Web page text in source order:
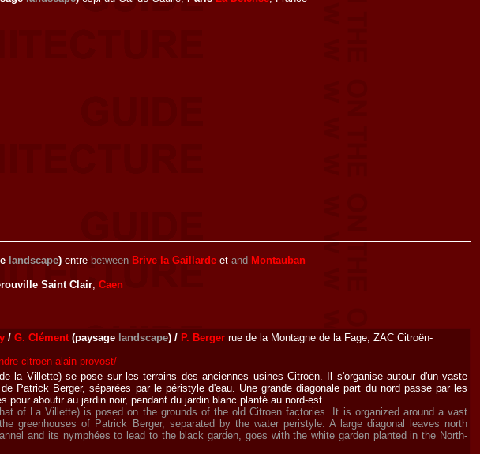
landscape) entre between Brive la Gaillarde et and Montauban
Saint Clair, Caen
/ G. Clément(paysage landscape) / P. Berger rue de la Montagne de la Fage, ZAC Citroën-
citroen-alain-provost/
la Villette) se pose sur les terrains des anciennes usines Citroën. Il s'organise autour d'un vaste
Patrick Berger, séparées par le péristyle d'eau. Une grande diagonale part du nord passe par les
aboutir au jardin noir, pendant du jardin blanc planté au nord-est.
of La Villette) is posed on the grounds of the old Citroen factories. It is organized around a vast
greenhouses of Patrick Berger, separated by the water peristyle. A large diagonal leaves north
and its nymphées to lead to the black garden, goes with the white garden planted in the North-